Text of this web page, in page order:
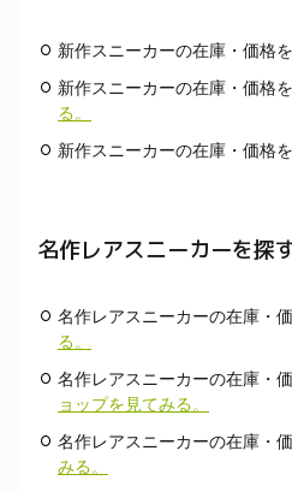
新作スニーカーの在庫・価格を
新作スニーカーの在庫・価格を
る。
新作スニーカーの在庫・価格を
名作レアスニーカーを探
名作レアスニーカーの在庫・
る。
名作レアスニーカーの在庫・
ョップを見てみる。
名作レアスニーカーの在庫・
みる。